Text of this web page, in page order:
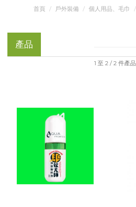
首頁 戶外裝備 個人用品、毛巾
產品
1 至 2 / 2 件產品